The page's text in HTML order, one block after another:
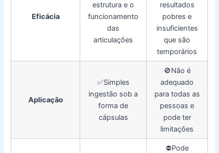
Eficácia
estrutura e o
funcionamento
das
articulações
resultados
pobres e
insuficientes
que são
temporários
Aplicação
✅Simples
ingestão sob a
forma de
cápsulas
🚫Não é
adequado
para todas as
pessoas e
pode ter
limitações
⛔️Pode